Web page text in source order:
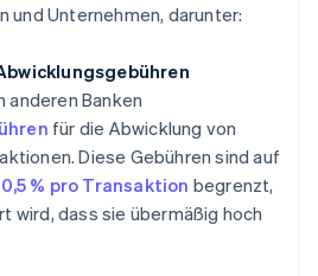
und Unternehmen, darunter:
anderen Banken
für die Abwicklung von
Diese Gebühren sind auf
% pro Transaktion begrenzt,
wird, dass sie übermäßig hoch